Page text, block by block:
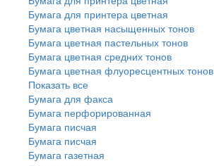
Бумага для принтера цветная
Бумага цветная насыщенных тонов
Бумага цветная пастельных тонов
Бумага цветная средних тонов
Бумага цветная флуоресцентных тонов
Показать все
Бумага для факса
Бумага перфорированная
Бумага писчая
Бумага писчая
Бумага газетная